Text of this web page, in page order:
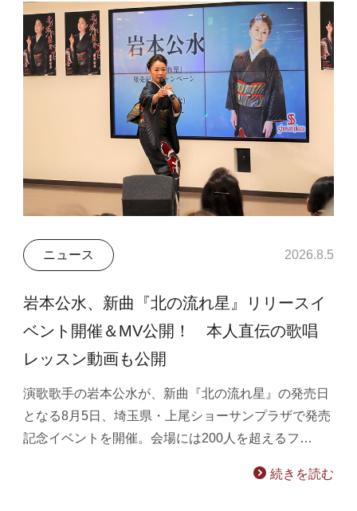
ニュース 2026.8.5
岩本公水、新曲『北の流れ星』リリースイ
ベント開催＆MV公開！ 本人直伝の歌唱
レッスン動画も公開
演歌歌手の岩本公水が、新曲『北の流れ星』の発売日
となる8月5日、埼玉県・上尾ショーサンプラザで発売
記念イベントを開催。会場には200人を超えるフ…
続きを読む